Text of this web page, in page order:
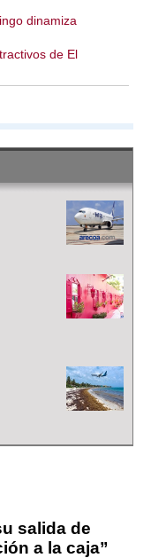
dinamiza
de El
salida de
a la caja”